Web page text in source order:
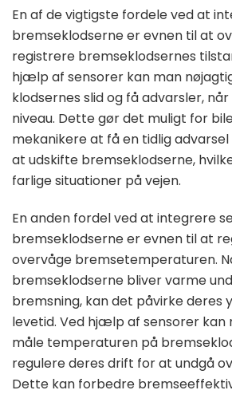
En af de vigtigste fordele ved at
bremseklodserne er evnen til at
registrere bremseklodsernes
hjælp af sensorer kan man
klodsernes slid og få advarsler,
niveau. Dette gør det muligt for
mekanikere at få en tidlig
at udskifte bremseklodserne,
farlige situationer på vejen.
En anden fordel ved at integrere
bremseklodserne er evnen til at
overvåge bremsetemperaturen.
bremseklodserne bliver varme
bremsning, kan det påvirke deres
levetid. Ved hjælp af sensorer kan
måle temperaturen på
regulere deres drift for at undgå
Dette kan forbedre